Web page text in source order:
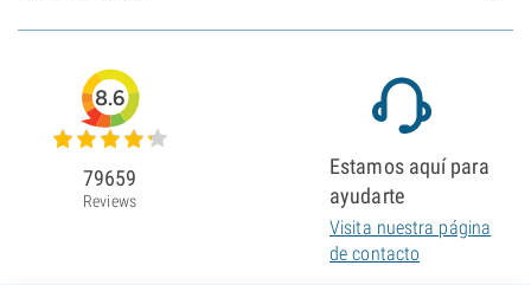
8.6
79659
Reviews
Estamos aquí para
ayudarte
Visita nuestra página
de contacto